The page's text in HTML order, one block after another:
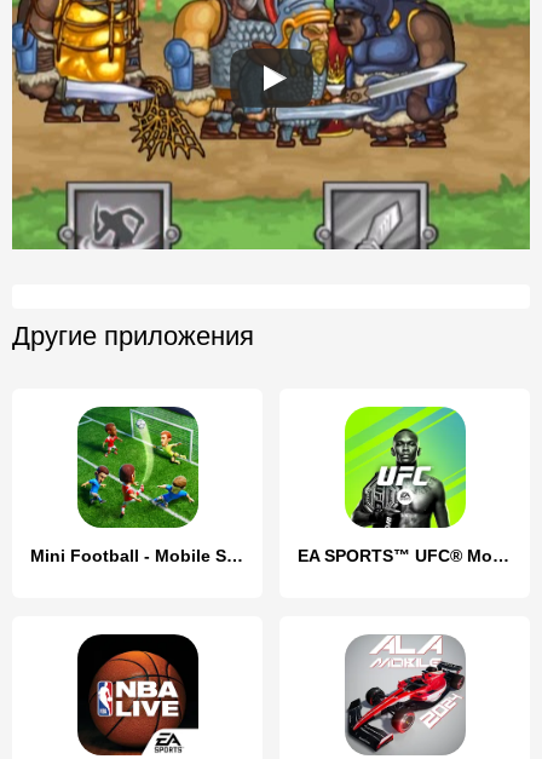
Другие приложения
Mini Football - Mobile Soccer EA SPORTS™ UFC® Mobile 2